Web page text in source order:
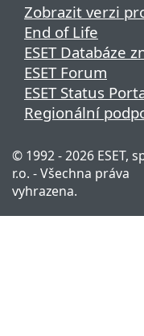
Zobrazit verzi
End of Life
ESET Databáze
ESET Forum
ESET Status
Regionální
© 1992 - 2026 ESET,
r.o. - Všechna práva
vyhrazena.